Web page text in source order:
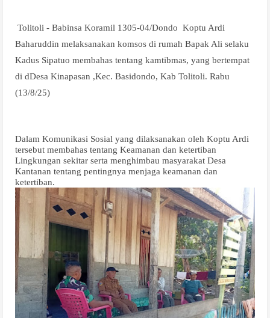
Tolitoli - Babinsa Koramil 1305-04/Dondo Koptu Ardi
Baharuddin melaksanakan komsos di rumah Bapak Ali selaku
Kadus Sipatuo membahas tentang kamtibmas, yang bertempat
di dDesa Kinapasan ,Kec. Basidondo, Kab Tolitoli. Rabu
(13/8/25)
Dalam Komunikasi Sosial yang dilaksanakan oleh Koptu Ardi
tersebut membahas tentang Keamanan dan ketertiban
Lingkungan sekitar serta menghimbau masyarakat Desa
Kantanan tentang pentingnya menjaga keamanan dan
ketertiban.